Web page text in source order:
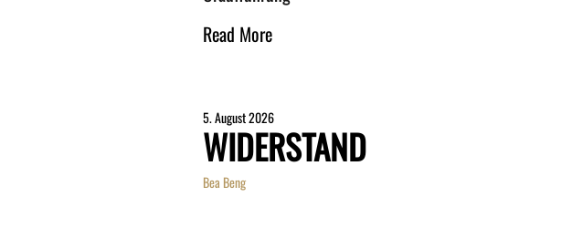
Read More
5. August 2026
WIDERSTAND
Bea Beng